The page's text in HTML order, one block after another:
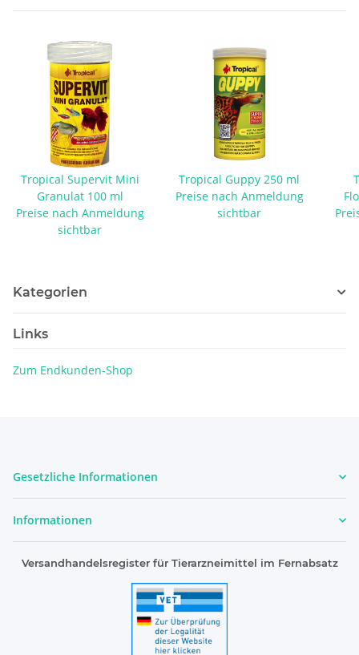
Tropical Supervit Mini
Granulat 100 ml
Preise nach Anmeldung
sichtbar
Tropical Guppy 250 ml
Preise nach Anmeldung
sichtbar
Kategorien
Links
Zum Endkunden-Shop
Gesetzliche Informationen
Informationen
Versandhandelsregister für Tierarzneimittel im Fernabsatz